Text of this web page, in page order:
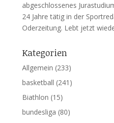
abgeschlossenes
24 Jahre tätig in der
Oderzeitung. Lebt jetzt
Kategorien
Allgemein (233)
basketball (241)
Biathlon (15)
bundesliga (80)